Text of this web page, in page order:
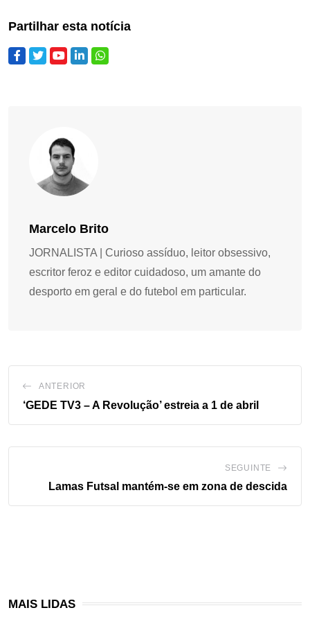
Partilhar esta notícia
Marcelo Brito
JORNALISTA | Curioso assíduo, leitor obsessivo,
escritor feroz e editor cuidadoso, um amante do
desporto em geral e do futebol em particular.
ANTERIOR
‘GEDE TV3 – A Revolução’ estreia a 1 de abril
SEGUINTE
Lamas Futsal mantém-se em zona de descida
MAIS LIDAS